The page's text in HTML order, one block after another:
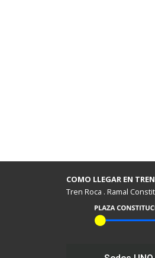
COMO LLEGAR EN TREN
Tren Roca . Ramal